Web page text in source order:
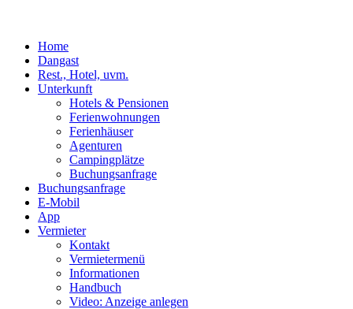
Home
Dangast
Rest., Hotel, uvm.
Unterkunft
Hotels & Pensionen
Ferienwohnungen
Ferienhäuser
Agenturen
Campingplätze
Buchungsanfrage
Buchungsanfrage
E-Mobil
App
Vermieter
Kontakt
Vermietermenü
Informationen
Handbuch
Video: Anzeige anlegen